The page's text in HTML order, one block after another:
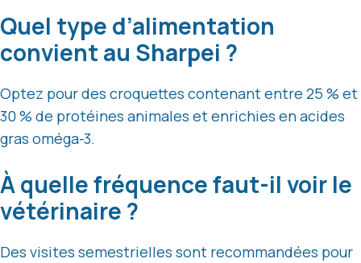
Quel type d’alimentation
convient au Sharpei ?
Optez pour des croquettes contenant entre 25 % et
30 % de protéines animales et enrichies en acides
gras oméga-3.
À quelle fréquence faut-il voir le
vétérinaire ?
Des visites semestrielles sont recommandées pour